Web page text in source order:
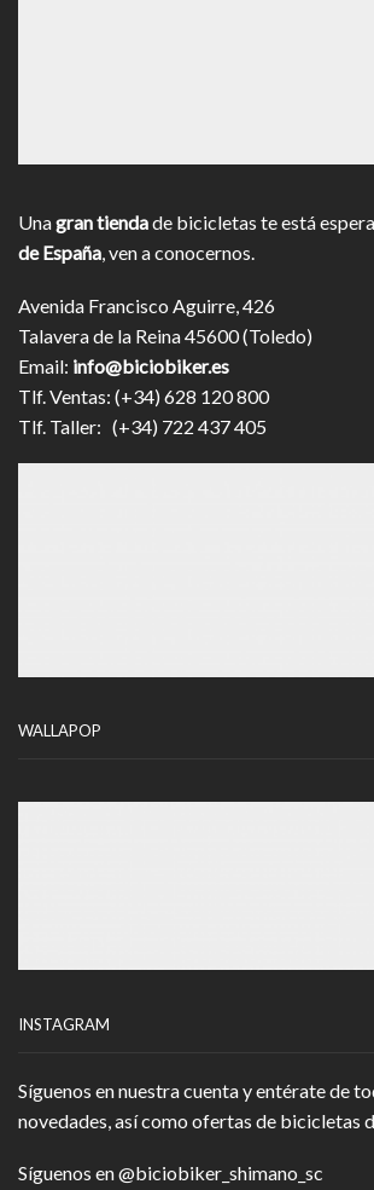
Unagran tiendade bicicletas te está
de España, ven a conocernos.
Avenida Francisco Aguirre, 426
Talavera de la Reina 45600 (Toledo)
Email: info@biciobiker.es
Tlf. Ventas: (+34) 628 120 800
Tlf. Taller: (+34) 722 437 405
WALLAPOP
INSTAGRAM
Síguenos en nuestra cuenta y entérate de
novedades, así como ofertas de bicicletas
Síguenos en@biciobiker_shimano_sc